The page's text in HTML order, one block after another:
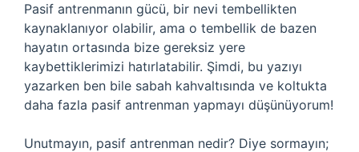
Pasif antrenmanın gücü, bir nevi tembellikten
kaynaklanıyor olabilir, ama o tembellik de bazen
hayatın ortasında bize gereksiz yere
kaybettiklerimizi hatırlatabilir. Şimdi, bu yazıyı
yazarken ben bile sabah kahvaltısında ve koltukta
daha fazla pasif antrenman yapmayı düşünüyorum!
Unutmayın, pasif antrenman nedir? Diye sormayın;